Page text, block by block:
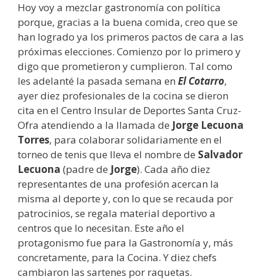
Hoy voy a mezclar gastronomía con política
porque, gracias a la buena comida, creo que se
han logrado ya los primeros pactos de cara a las
próximas elecciones. Comienzo por lo primero y
digo que prometieron y cumplieron. Tal como
les adelanté la pasada semana en El Cotarro,
ayer diez profesionales de la cocina se dieron
cita en el Centro Insular de Deportes Santa Cruz-
Ofra atendiendo a la llamada de Jorge Lecuona
Torres, para colaborar solidariamente en el
torneo de tenis que lleva el nombre de Salvador
Lecuona (padre de Jorge). Cada año diez
representantes de una profesión acercan la
misma al deporte y, con lo que se recauda por
patrocinios, se regala material deportivo a
centros que lo necesitan. Este año el
protagonismo fue para la Gastronomía y, más
concretamente, para la Cocina. Y diez chefs
cambiaron las sartenes por raquetas.